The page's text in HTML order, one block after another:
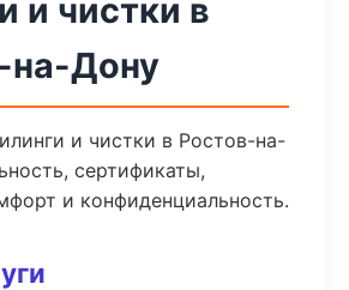
и чистки в
на-Дону
и чистки в Ростов-на-
сертификаты,
и конфиденциальность.